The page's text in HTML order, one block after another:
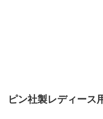
ピン社製レディース